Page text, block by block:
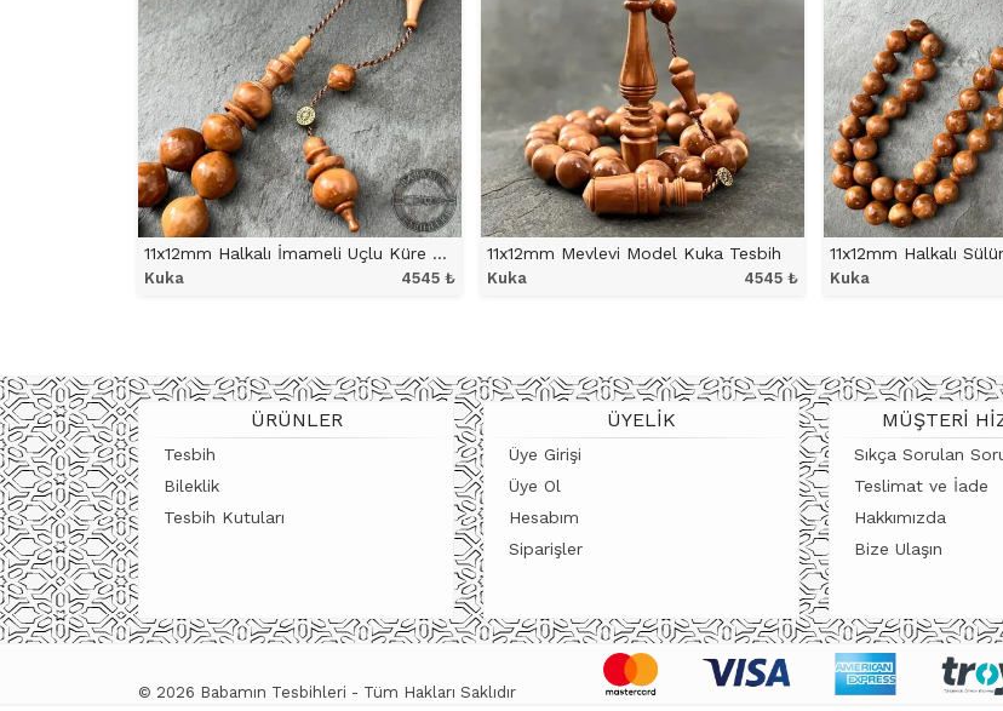
11x12mm Halkalı İmameli Uçlu Küre Model Kuka Tesbih
Kuka 4545 ₺
11x12mm Mevlevi Model Kuka Tesbih
Kuka 4545 ₺ Kuka
ÜRÜNLER
Tesbih
Bileklik
Tesbih Kutuları
ÜYELIK
Üye Girişi
Üye Ol
Hesabım
Siparişler
MÜŞTERI
Sıkça Sorulan
Teslimat ve İade
Hakkımızda
Bize Ulaşın
© 2026 Babamın Tesbihleri - Tüm Hakları Saklıdır